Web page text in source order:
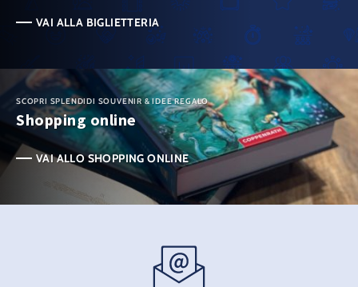
VAI ALLA BIGLIETTERIA
SCOPRI SPLENDIDI SOUVENIR & IDEE REGALO
Shopping online
VAI ALLO SHOPPING ONLINE